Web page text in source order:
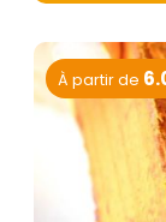
À partir de